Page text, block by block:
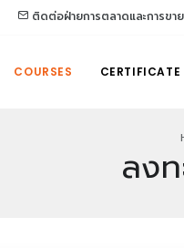
ติดต่อฝ่ายการตลาดและการข
COURSES CERTIFICATE
ลง